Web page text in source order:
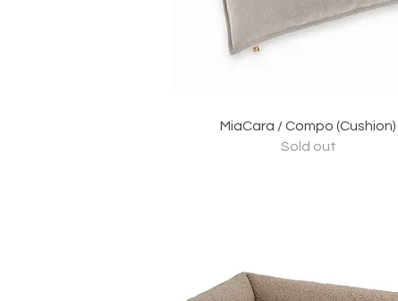
クイックビュー
MiaCara / Compo (Cushion)
Sold out